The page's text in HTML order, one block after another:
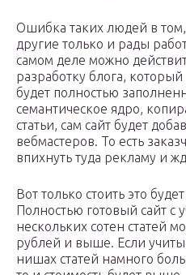
Ошибка таких людей в
другие только и рады
самом деле можно
разработку блога,
будет полностью
семантическое ядро,
статьи, сам сайт будет
вебмастеров. То есть
впихнуть туда рекламу и
Вот только стоить это
Полностью готовый сайт с
нескольких сотен статей
рублей и выше. Если
нишах статей намного